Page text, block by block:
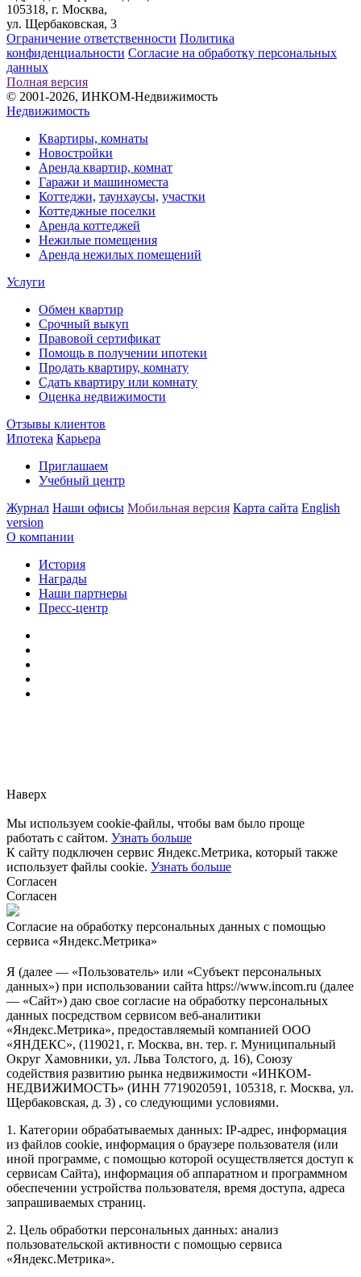
105318, г. Москва,
ул. Щербаковская, 3
Ограничение ответственности Политика
конфиденциальности Согласие на обработку персональных
данных
Полная версия
© 2001-2026, ИНКОМ-Недвижимость
Недвижимость
Квартиры, комнаты
Новостройки
Аренда квартир, комнат
Гаражи и машиноместа
Коттеджи, таунхаусы, участки
Коттеджные поселки
Аренда коттеджей
Нежилые помещения
Аренда нежилых помещений
Услуги
Обмен квартир
Срочный выкуп
Правовой сертификат
Помощь в получении ипотеки
Продать квартиру, комнату
Сдать квартиру или комнату
Оценка недвижимости
Отзывы клиентов
Ипотека Карьера
Приглашаем
Учебный центр
Журнал Наши офисы Мобильная версия Карта сайта English
version
О компании
История
Награды
Наши партнеры
Пресс-центр
Наверх
Мы используем cookie-файлы, чтобы вам было проще
работать с сайтом. Узнать больше
К сайту подключен сервис Яндекс.Метрика, который также
использует файлы cookie. Узнать больше
Согласен
Согласен
Согласие на обработку персональных данных с помощью
сервиса «Яндекс.Метрика»
Я (далее — «Пользователь» или «Субъект персональных
данных») при использовании сайта https://www.incom.ru (далее
— «Сайт») даю свое согласие на обработку персональных
данных посредством сервисом веб-аналитики
«Яндекс.Метрика», предоставляемый компанией ООО
«ЯНДЕКС», (119021, г. Москва, вн. тер. г. Муниципальный
Округ Хамовники, ул. Льва Толстого, д. 16), Союзу
содействия развитию рынка недвижимости «ИНКОМ-
НЕДВИЖИМОСТЬ» (ИНН 7719020591, 105318, г. Москва, ул.
Щербаковская, д. 3) , со следующими условиями.
1. Категории обрабатываемых данных: IP-адрес, информация
из файлов cookie, информация о браузере пользователя (или
иной программе, с помощью которой осуществляется доступ к
сервисам Сайта), информация об аппаратном и программном
обеспечении устройства пользователя, время доступа, адреса
запрашиваемых страниц.
2. Цель обработки персональных данных: анализ
пользовательской активности с помощью сервиса
«Яндекс.Метрика».